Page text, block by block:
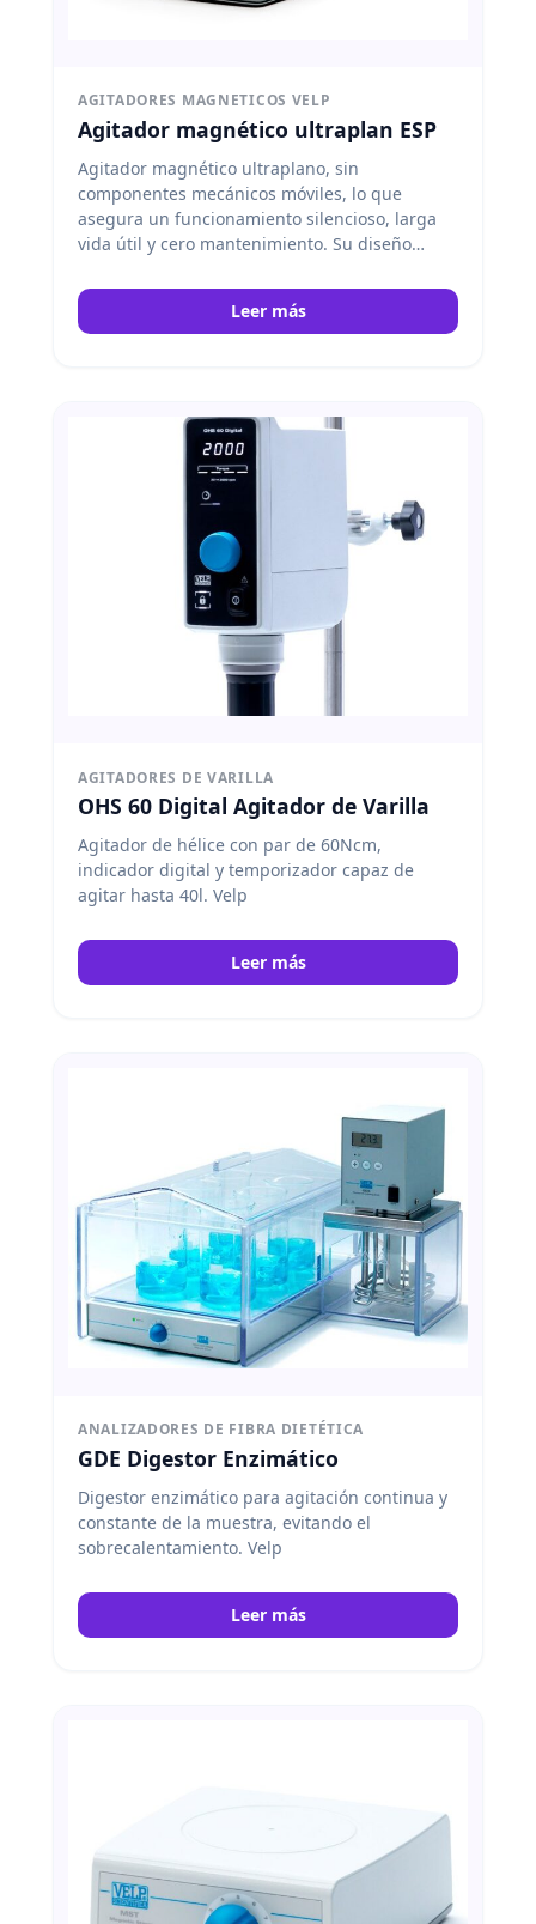
AGITADORES MAGNETICOS VELP
Agitador magnético ultraplan ESP
Agitador magnético ultraplano, sin
componentes mecánicos móviles, lo que
asegura un funcionamiento silencioso, larga
vida útil y cero mantenimiento. Su diseño
requieren un equipo fiable, fácil de limpiar y
con alto rendimiento en la agitación de
Leer más
AGITADORES DE VARILLA
OHS 60 Digital Agitador de Varilla
Agitador de hélice con par de 60Ncm,
indicador digital y temporizador capaz de
agitar hasta 40l. Velp
Leer más
ANALIZADORES DE FIBRA DIETÉTICA
GDE Digestor Enzimático
Digestor enzimático para agitación continua y
constante de la muestra, evitando el
sobrecalentamiento. Velp
Leer más